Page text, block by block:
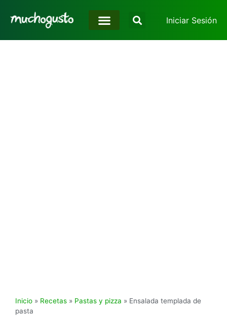
Iniciar Sesión
Inicio » Recetas » Pastas y pizza » Ensalada templada de
pasta